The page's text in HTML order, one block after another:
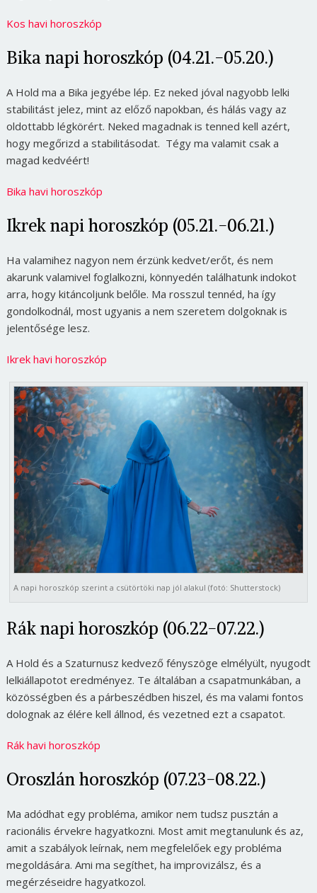
Kos havi horoszkóp
Bika napi horoszkóp (04.21.-05.20.)
A Hold ma a Bika jegyébe lép. Ez neked jóval nagyobb lelki
stabilitást jelez, mint az előző napokban, és hálás vagy az
oldottabb légkörért. Neked magadnak is tenned kell azért,
hogy megőrizd a stabilitásodat. Tégy ma valamit csak a
magad kedvéért!
Bika havi horoszkóp
Ikrek napi horoszkóp (05.21.-06.21.)
Ha valamihez nagyon nem érzünk kedvet/erőt, és nem
akarunk valamivel foglalkozni, könnyedén találhatunk indokot
arra, hogy kitáncoljunk belőle. Ma rosszul tennéd, ha így
gondolkodnál, most ugyanis a nem szeretem dolgoknak is
jelentősége lesz.
Ikrek havi horoszkóp
A napi horoszkóp szerint a csütörtöki nap jól alakul (fotó: Shutterstock)
Rák napi horoszkóp (06.22-07.22.)
A Hold és a Szaturnusz kedvező fényszöge elmélyült, nyugodt
lelkiállapotot eredményez. Te általában a csapatmunkában, a
közösségben és a párbeszédben hiszel, és ma valami fontos
dolognak az élére kell állnod, és vezetned ezt a csapatot.
Rák havi horoszkóp
Oroszlán horoszkóp (07.23-08.22.)
Ma adódhat egy probléma, amikor nem tudsz pusztán a
racionális érvekre hagyatkozni. Most amit megtanulunk és az,
amit a szabályok leírnak, nem megfelelőek egy probléma
megoldására. Ami ma segíthet, ha improvizálsz, és a
megérzéseidre hagyatkozol.